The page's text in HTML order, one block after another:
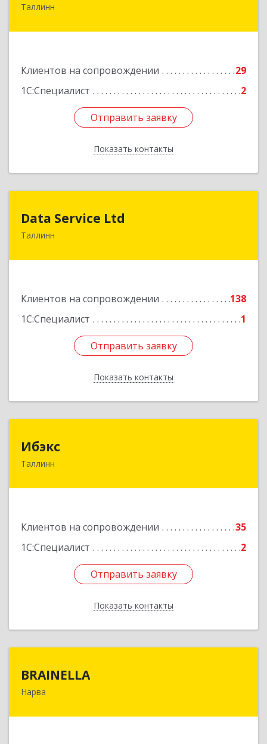
Таллинн
Клиентов на сопровождении
29
1С:Специалист
2
Отправить заявку
Показать контакты
Отправить заявку
Назад
Data Service Ltd
Таллинн
Клиентов на сопровождении
138
1С:Специалист
1
Отправить заявку
Показать контакты
Отправить заявку
Назад
Ибэкс
Таллинн
Клиентов на сопровождении
35
1С:Специалист
2
Отправить заявку
Показать контакты
Таллин, 13522, ул. Вабаыхумуузеуми, 5/II - 37
Отправить заявку
Назад
BRAINELLA
Нарва